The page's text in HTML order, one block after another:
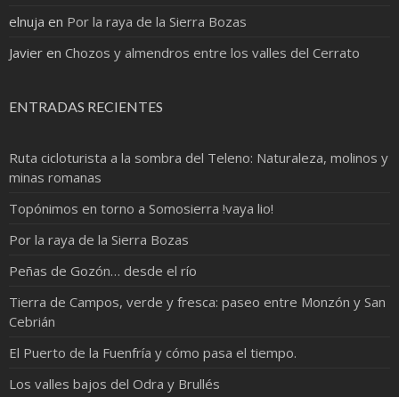
elnuja en Por la raya de la Sierra Bozas
Javier en Chozos y almendros entre los valles del Cerrato
ENTRADAS RECIENTES
Ruta cicloturista a la sombra del Teleno: Naturaleza, molinos y
minas romanas
Topónimos en torno a Somosierra !vaya lio!
Por la raya de la Sierra Bozas
Peñas de Gozón… desde el río
Tierra de Campos, verde y fresca: paseo entre Monzón y San
Cebrián
El Puerto de la Fuenfría y cómo pasa el tiempo.
Los valles bajos del Odra y Brullés